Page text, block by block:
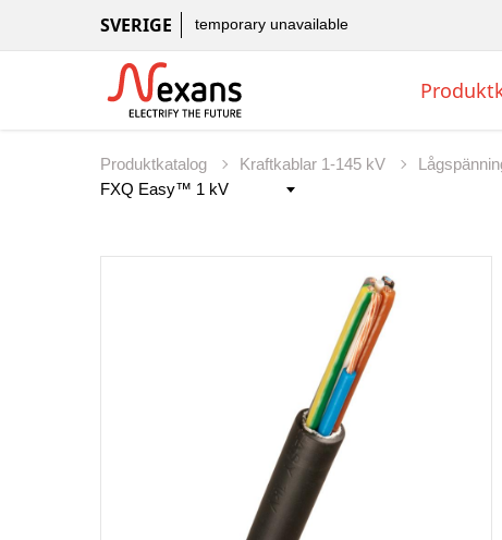
SVERIGE temporary unavailable
Produktkatalog Kraftkablar 1-145 kV